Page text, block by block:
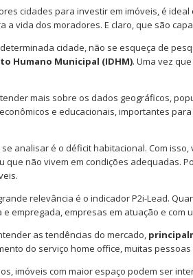
cidades para investir em imóveis, é
a vida dos moradores. E claro, que são
cidade, não se esqueça de
Humano Municipal (IDHM). Uma vez
mais sobre os dados geográficos,
e educacionais, importantes
analisar é o déficit habitacional. Com
que não vivem em condições adequadas.
relevância é o indicador P2i-Lead.
empregada, empresas em atuação e com
as tendências do mercado,
do serviço home office, muitas
imóveis com maior espaço podem ser